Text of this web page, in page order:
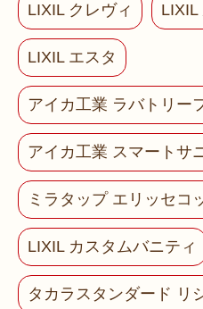
LIXIL クレヴィ LIXIL
LIXIL エスタ
アイカ工業 ラバトリー
アイカ工業 スマートサ
ミラタップ エリッセコ
LIXIL カスタムバニティ
タカラスタンダード リ